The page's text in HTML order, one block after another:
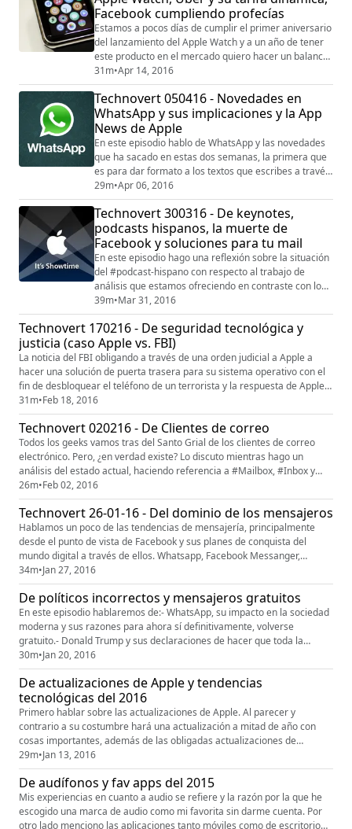
keynote de apertura de esta Conferencia de D...
Facebook cumpliendo profecías
Estamos a pocos días de cumplir el primer aniversario
del lanzamiento del Apple Watch y a un año de tener
este producto en el mercado quiero hacer un balance
de la primera versión de un producto que aún puede
dar muchas sorpresas. Explico en qué consiste el
algoritmo de la tarifa dinámica de Uber y mi opinión
con respecto al mismo en la pasada contingencia
31m•Apr 14, 2016
Technovert 050416 - Novedades en
WhatsApp y sus implicaciones y la App
News de Apple
En este episodio hablo de WhatsApp y las novedades
que ha sacado en estas dos semanas, la primera que
es para dar formato a los textos que escribes a través
de Markdown, un lenguaje ligero que explico en qué
consiste; la segunda es la encriptación de punta a
punta, que explico en qué consiste y las implicaciones
que tiene. El segundo tema de este episodio es el de la
App News de Apple que ha e...
29m•Apr 06, 2016
Technovert 300316 - De keynotes,
podcasts hispanos, la muerte de
Facebook y soluciones para tu mail
En este episodio hago una reflexión sobre la situación
del #podcast-hispano con respecto al trabajo de
análisis que estamos ofreciendo en contraste con lo
que ofrecen en otras partes del mundo y la necesidad
que tenemos de hacer nuestro trabajo más serio,
como ejemplo tomo la última keynote de #Apple.
#Comscore sacó el 30 de marzo su reporte anual de
Cross-Platform Future in Focus (el futuro d...
39m•Mar 31, 2016
Technovert 170216 - De seguridad tecnológica y
justicia (caso Apple vs. FBI)
La noticia del FBI obligando a través de una orden judicial a Apple a
hacer una solución de puerta trasera para su sistema operativo con el
fin de desbloquear el teléfono de un terrorista y la respuesta de Apple a
dicha petición son, sin duda, el tema más importante con respecto a
seguridad informática en lo que va de este siglo y que será decisivo
para muchas cosas que vienen en el futuro en e...
31m•Feb 18, 2016
Technovert 020216 - De Clientes de correo
Todos los geeks vamos tras del Santo Grial de los clientes de correo
electrónico. Pero, ¿en verdad existe? Lo discuto mientras hago un
análisis del estado actual, haciendo referencia a #Mailbox, #Inbox y
#Airmail y lo que creo que viene después. Espero sus comentarios a
velvor@technovert.com.mx
26m•Feb 02, 2016
Technovert 26-01-16 - Del dominio de los mensajeros
Hablamos un poco de las tendencias de mensajería, principalmente
desde el punto de vista de Facebook y sus planes de conquista del
mundo digital a través de ellos. Whatsapp, Facebook Messanger,
WeChat, Skype y más en este episodio. Espero sus comentarios en
@velvor en Twitter y en velvor@technovert.com.mx Espero
34m•Jan 27, 2016
De políticos incorrectos y mensajeros gratuitos
En este episodio hablaremos de:- WhatsApp, su impacto en la sociedad
moderna y sus razones para ahora sí definitivamente, volverse
gratuito.- Donald Trump y sus declaraciones de hacer que toda la
manufactura de los productos Apple sea hecha en los Estados Unidos y
porqué un servidor opina que el señor la está volviendo a regar.Espero
sus comentarios a velvor@technovert.com.mx
30m•Jan 20, 2016
De actualizaciones de Apple y tendencias
tecnológicas del 2016
Primero hablar sobre las actualizaciones de Apple. Al parecer y
contrario a su costumbre hará una actualización a mitad de año con
cosas importantes, además de las obligadas actualizaciones de
seguridad y estabilización. Para más informes
http://www.apple.com/ios/preview/ Por otro lado, las tendencias de este
año, hay muchas pero quiero enfocarme en siete: Inteligencia artificial
Materiales a...
29m•Jan 13, 2016
De audífonos y fav apps del 2015
Mis experiencias en cuanto a audio se refiere y la razón por la que he
escogido una marca de audio como mi favorita sin darme cuenta. Por
otro lado menciono las aplicaciones tanto móviles como de escritorio